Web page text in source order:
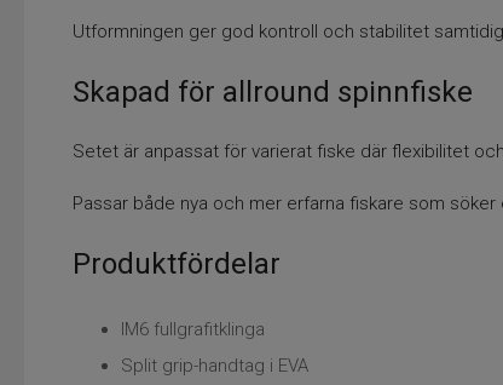
Utformningen ger god kontroll och stabilitet
Skapad för allround spinnfiske
Setet är anpassat för varierat fiske där flexibilitet
Passar både nya och mer erfarna fiskare som
Produktfördelar
IM6 fullgrafitklinga
Split grip-handtag i EVA